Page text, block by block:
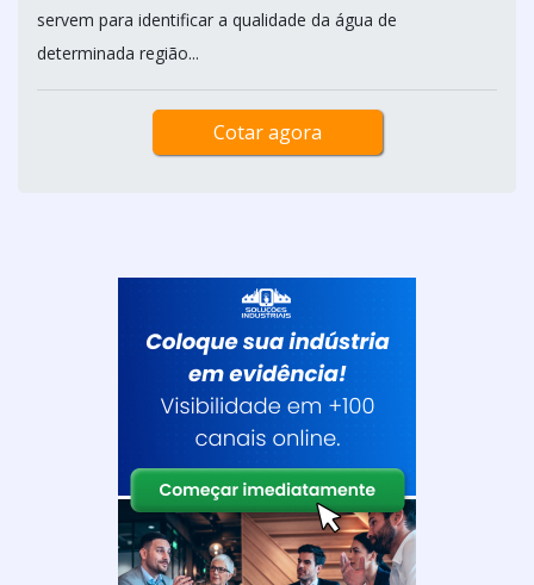
servem para identificar a qualidade da água de
determinada região...
Cotar agora